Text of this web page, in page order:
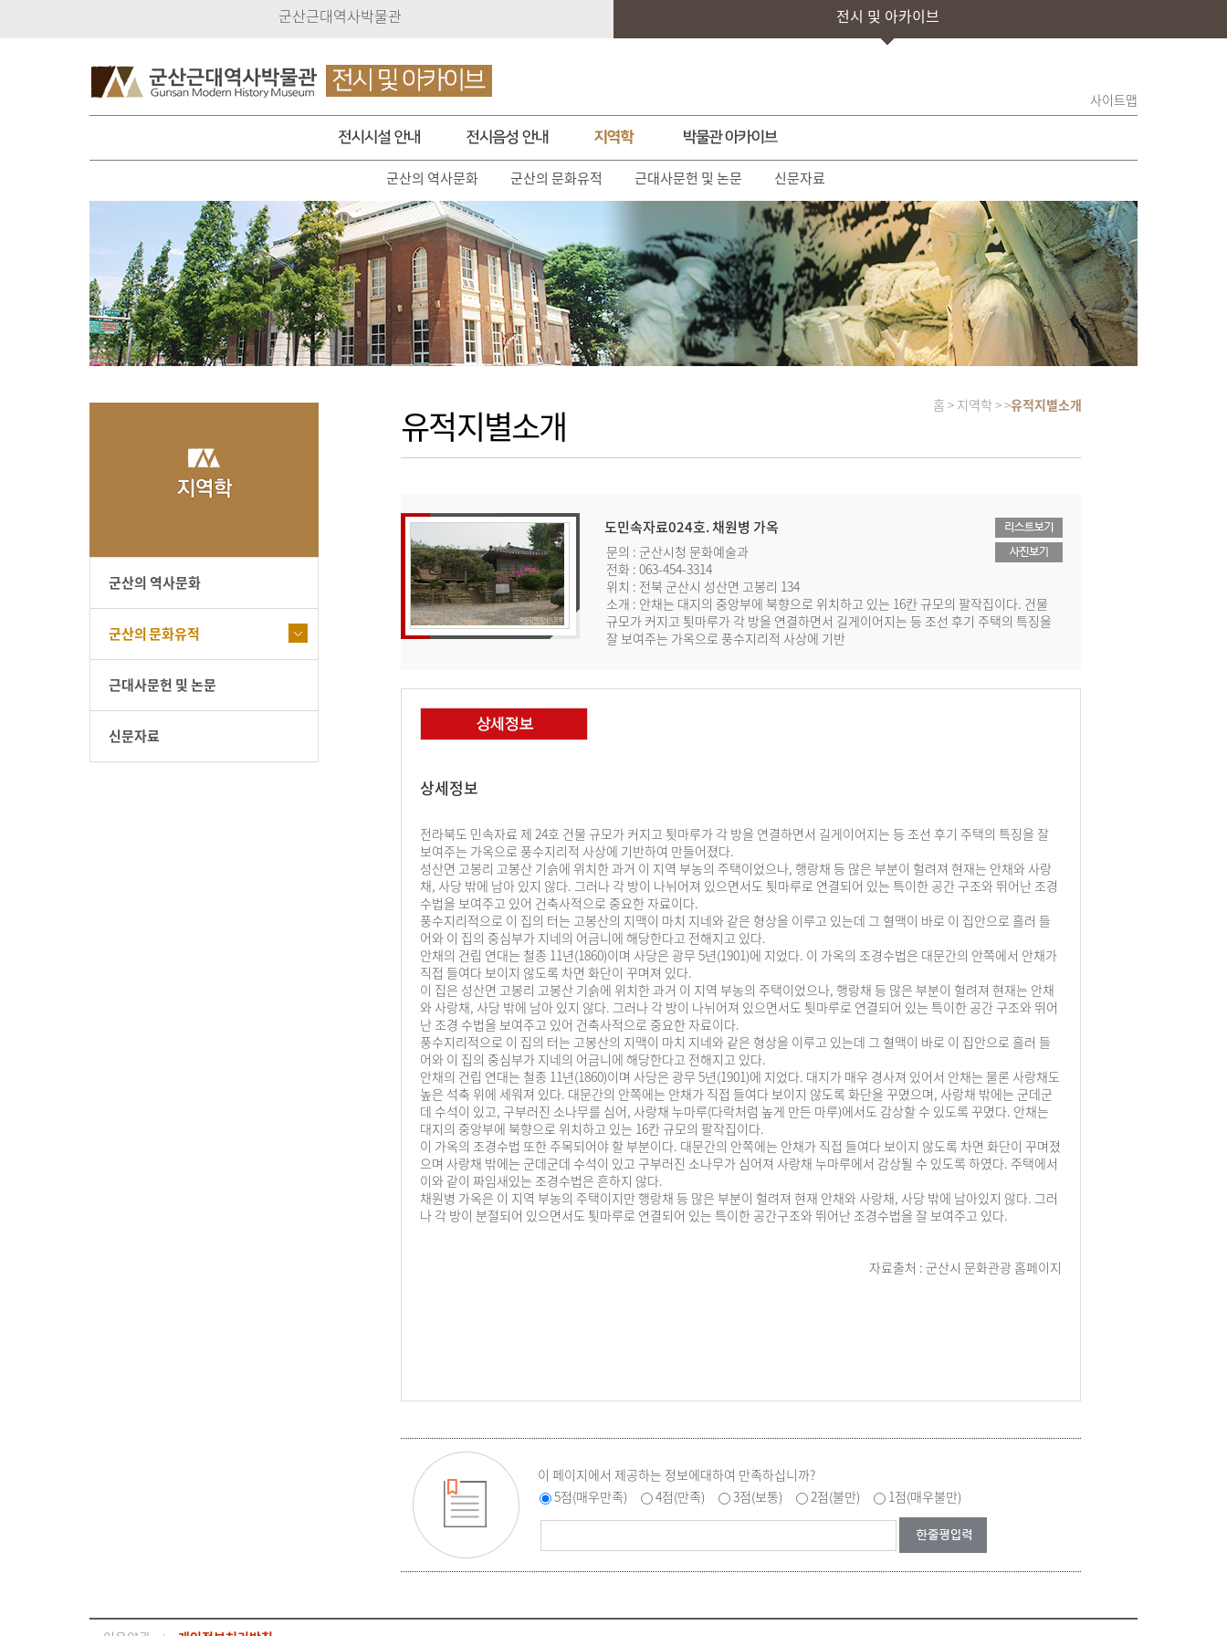
군산근대역사박물관 전시 및 아카이브
사이트맵
군산의 역사문화 군산의 문화유적 근대사문헌 및 논문 신문자료
군산의 역사문화
군산의 문화유적
근대사문헌 및 논문
신문자료
홈 > 지역학 > >유적지별소개
유적지별소개
도민속자료024호. 채원병 가옥
문의 : 군산시청 문화예술과
전화 : 063-454-3314
위치 : 전북 군산시 성산면 고봉리 134
소개 : 안채는 대지의 중앙부에 북향으로 위치하고 있는 16칸 규모의 팔작집이다. 건물
규모가 커지고 툇마루가 각 방을 연결하면서 길게이어지는 등 조선 후기 주택의 특징을
잘 보여주는 가옥으로 풍수지리적 사상에 기반
상세정보
전라북도 민속자료 제 24호 건물 규모가 커지고 툇마루가 각 방을 연결하면서 길게이어지는 등 조선 후기 주택의 특징을 잘
보여주는 가옥으로 풍수지리적 사상에 기반하여 만들어졌다.
성산면 고봉리 고봉산 기슭에 위치한 과거 이 지역 부농의 주택이었으나, 행랑채 등 많은 부분이 헐려져 현재는 안채와 사랑
채, 사당 밖에 남아 있지 않다. 그러나 각 방이 나뉘어져 있으면서도 툇마루로 연결되어 있는 특이한 공간 구조와 뛰어난 조경
수법을 보여주고 있어 건축사적으로 중요한 자료이다.
풍수지리적으로 이 집의 터는 고봉산의 지맥이 마치 지네와 같은 형상을 이루고 있는데 그 혈맥이 바로 이 집안으로 흘러 들
어와 이 집의 중심부가 지네의 어금니에 해당한다고 전해지고 있다.
안채의 건립 연대는 철종 11년(1860)이며 사당은 광무 5년(1901)에 지었다. 이 가옥의 조경수법은 대문간의 안쪽에서 안채가
직접 들여다 보이지 않도록 차면 화단이 꾸며져 있다.
이 집은 성산면 고봉리 고봉산 기슭에 위치한 과거 이 지역 부농의 주택이었으나, 행랑채 등 많은 부분이 헐려져 현재는 안채
와 사랑채, 사당 밖에 남아 있지 않다. 그러나 각 방이 나뉘어져 있으면서도 툇마루로 연결되어 있는 특이한 공간 구조와 뛰어
난 조경 수법을 보여주고 있어 건축사적으로 중요한 자료이다.
풍수지리적으로 이 집의 터는 고봉산의 지맥이 마치 지네와 같은 형상을 이루고 있는데 그 혈맥이 바로 이 집안으로 흘러 들
어와 이 집의 중심부가 지네의 어금니에 해당한다고 전해지고 있다.
안채의 건립 연대는 철종 11년(1860)이며 사당은 광무 5년(1901)에 지었다. 대지가 매우 경사져 있어서 안채는 물론 사랑채도
높은 석축 위에 세워져 있다. 대문간의 안쪽에는 안채가 직접 들여다 보이지 않도록 화단을 꾸몄으며, 사랑채 밖에는 군데군
데 수석이 있고, 구부러진 소나무를 심어, 사랑채 누마루(다락처럼 높게 만든 마루)에서도 감상할 수 있도록 꾸몄다. 안채는
대지의 중앙부에 북향으로 위치하고 있는 16칸 규모의 팔작집이다.
이 가옥의 조경수법 또한 주목되어야 할 부분이다. 대문간의 안쪽에는 안채가 직접 들여다 보이지 않도록 차면 화단이 꾸며졌
으며 사랑채 밖에는 군데군데 수석이 있고 구부러진 소나무가 심어져 사랑채 누마루에서 감상될 수 있도록 하였다. 주택에서
이와 같이 짜임새있는 조경수법은 흔하지 않다.
채원병 가옥은 이 지역 부농의 주택이지만 행랑채 등 많은 부분이 헐려져 현재 안채와 사랑채, 사당 밖에 남아있지 않다. 그러
나 각 방이 분절되어 있으면서도 툇마루로 연결되어 있는 특이한 공간구조와 뛰어난 조경수법을 잘 보여주고 있다.
자료출처 : 군산시 문화관광 홈페이지
이 페이지에서 제공하는 정보에대하여 만족하십니까?
5점(매우만족)
4점(만족) 3점(보통) 2점(불만) 1점(매우불만)